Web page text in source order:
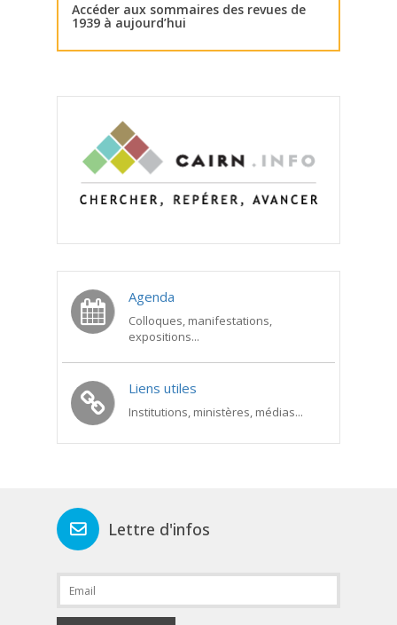
Accéder aux sommaires des revues de
1939 à aujourd’hui
Agenda
Colloques, manifestations,
expositions...
Liens utiles
Institutions, ministères, médias...
Lettre d'infos